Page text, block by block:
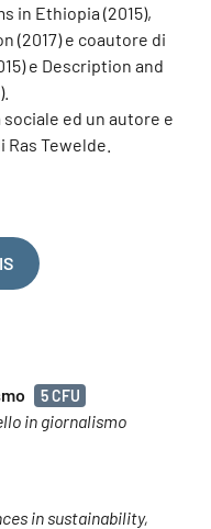
in Ethiopia (2015),
(2017) e coautore di
e Description and
ed un autore e
Tewelde.
5 CFU
in giornalismo
in sustainability,